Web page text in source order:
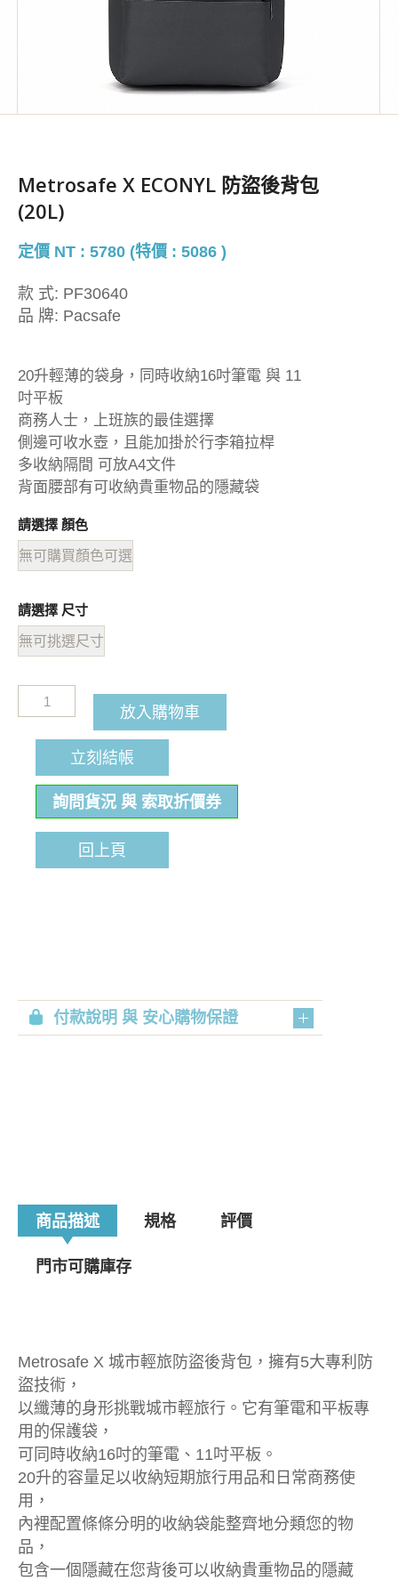
Metrosafe X ECONYL 防盜後背包
(20L)
定價 NT : 5780 (特價 : 5086 )
款 式: PF30640
品 牌: Pacsafe
20升輕薄的袋身，同時收納16吋筆電 與 11
吋平板
商務人士，上班族的最佳選擇
側邊可收水壺，且能加掛於行李箱拉桿
多收納隔間 可放A4文件
背面腰部有可收納貴重物品的隱藏袋
請選擇 顏色
無可購買顏色可選
請選擇 尺寸
無可挑選尺寸
放入購物車
立刻結帳
詢問貨況 與 索取折價券
回上頁
付款說明 與 安心購物保證
商品描述 規格 評價
門市可購庫存
Metrosafe X 城市輕旅防盜後背包，擁有5大專利防
盜技術，
以纖薄的身形挑戰城市輕旅行。它有筆電和平板專
用的保護袋，
可同時收納16吋的筆電、11吋平板。
20升的容量足以收納短期旅行用品和日常商務使
用，
內裡配置條條分明的收納袋能整齊地分類您的物
品，
包含一個隱藏在您背後可以收納貴重物品的隱藏